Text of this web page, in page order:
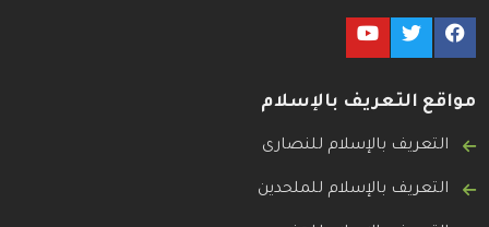
مواقع التعريف بالإسلام
التعريف بالإسلام للنصارى
التعريف بالإسلام للملحدين